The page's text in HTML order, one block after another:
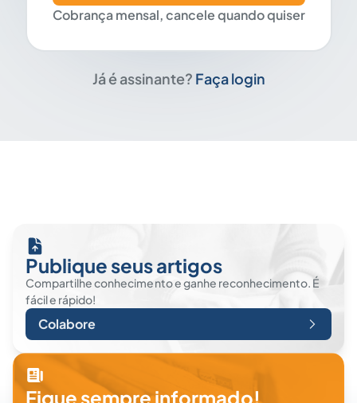
Cobrança mensal, cancele quando quiser
Já é assinante? Faça login
Publique seus artigos
Compartilhe conhecimento e ganhe reconhecimento. É
fácil e rápido!
Colabore
Fique sempre informado!